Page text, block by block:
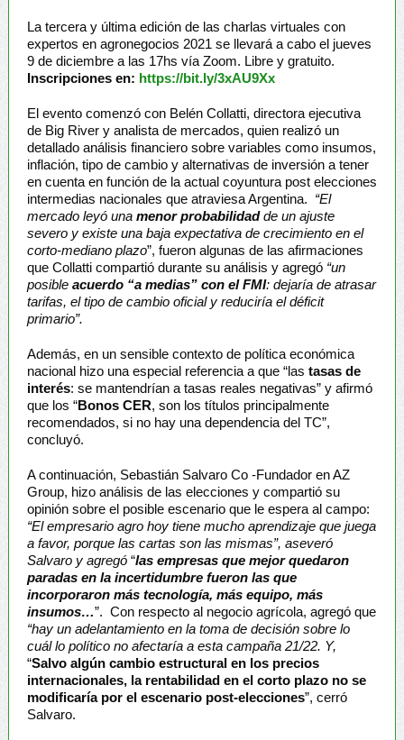
La tercera y última edición de las charlas virtuales con
expertos en agronegocios 2021 se llevará a cabo el jueves
9 de diciembre a las 17hs vía Zoom. Libre y gratuito.
Inscripciones en: https://bit.ly/3xAU9Xx
El evento comenzó con Belén Collatti, directora ejecutiva
de Big River y analista de mercados, quien realizó un
detallado análisis financiero sobre variables como insumos,
inflación, tipo de cambio y alternativas de inversión a tener
en cuenta en función de la actual coyuntura post elecciones
intermedias nacionales que atraviesa Argentina. “El
mercado leyó una menor probabilidadde un ajuste
severo y existe una baja expectativa de crecimiento en el
corto-mediano plazo”, fueron algunas de las afirmaciones
que Collatti compartió durante su análisis y agregó “un
posible acuerdo “a medias” con el FMI: dejaría de atrasar
tarifas, el tipo de cambio oficial y reduciría el déficit
primario”.
Además, en un sensible contexto de política económica
nacional hizo una especial referencia a que “las tasas de
interés: se mantendrían a tasas reales negativas” y afirmó
que los “Bonos CER, son los títulos principalmente
recomendados, si no hay una dependencia del TC”,
concluyó.
A continuación, Sebastián Salvaro Co -Fundador en AZ
Group, hizo análisis de las elecciones y compartió su
opinión sobre el posible escenario que le espera al campo:
“El empresario agro hoy tiene mucho aprendizaje que juega
a favor, porque las cartas son las mismas”, aseveró
Salvaro y agregó “las empresas que mejor quedaron
paradas en la incertidumbre fueron las que
incorporaron más tecnología, más equipo, más
insumos…”. Con respecto al negocio agrícola, agregó que
“hay un adelantamiento en la toma de decisión sobre lo
cuál lo político no afectaría a esta campaña 21/22. Y,
“Salvo algún cambio estructural en los precios
internacionales, la rentabilidad en el corto plazo no se
modificaría por el escenario post-elecciones”, cerró
Salvaro.